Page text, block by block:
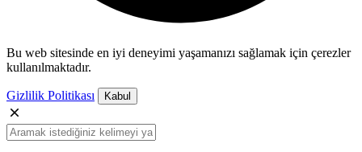
Bu web sitesinde en iyi deneyimi yaşamanızı sağlamak için çerezler
kullanılmaktadır.
Gizlilik Politikası Kabul